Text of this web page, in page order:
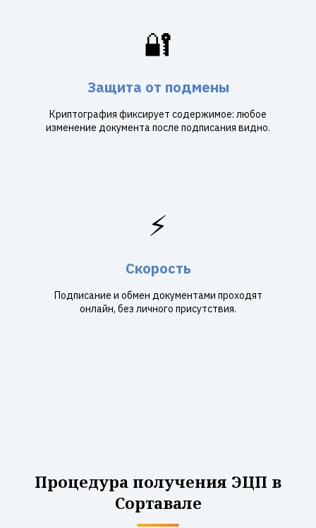
🔐
Защита от подмены
Криптография фиксирует содержимое: любое
изменение документа после подписания видно.
⚡
Скорость
Подписание и обмен документами проходят
онлайн, без личного присутствия.
Процедура получения ЭЦП в
Сортавале